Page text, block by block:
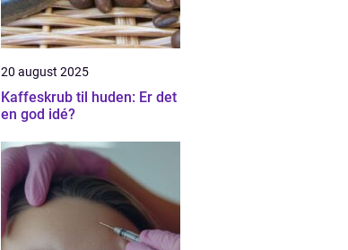
20 august 2025
Kaffeskrub til huden: Er det
en god idé?